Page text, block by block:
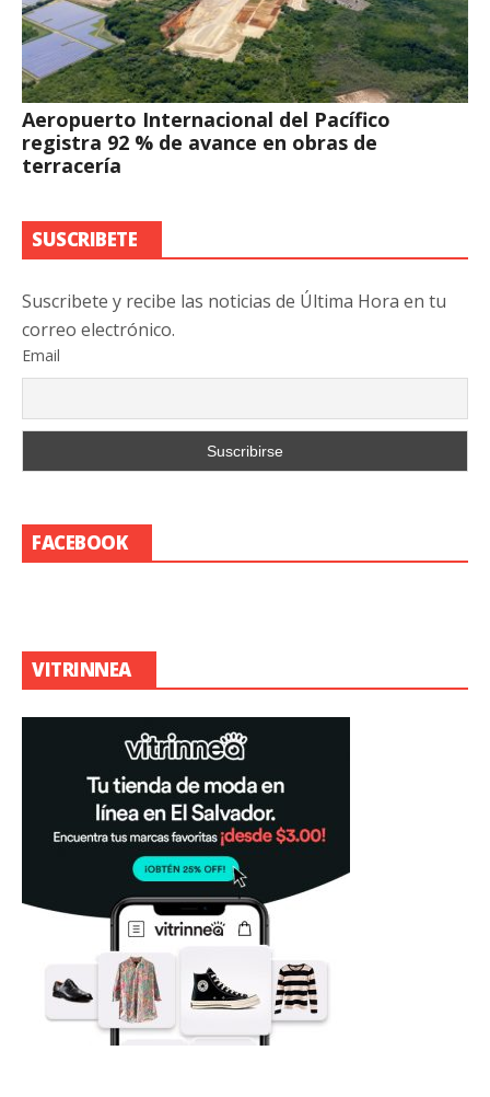
Aeropuerto Internacional del Pacífico
registra 92 % de avance en obras de
terracería
SUSCRIBETE
Suscribete y recibe las noticias de Última Hora en tu
correo electrónico.
Email
FACEBOOK
VITRINNEA